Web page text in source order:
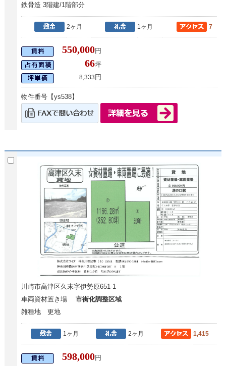
鉄骨造 3階建/1階部分
2ヶ月 1ヶ月 7
550,000円
66坪
8,333 円
物件番号【ys538】
川崎市高津区久末字伊勢原651-1
車両資材置き場市街化調整区域
雑種地 更地
1ヶ月 2ヶ月 1,415
598,000円